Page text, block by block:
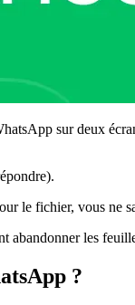
sur deux
le fichier, vous ne
abandonner les
?